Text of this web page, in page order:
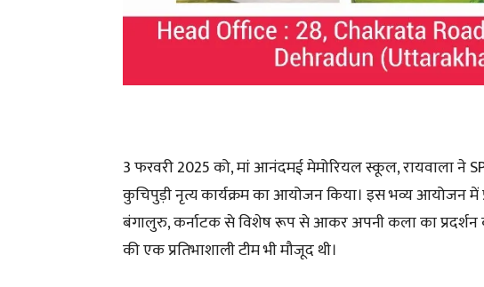
3 फरवरी 2025 को, मां आनंदमई मेमोरियल स्कूल, रायवाला ने
कुचिपुड़ी नृत्य कार्यक्रम का आयोजन किया। इस भव्य आयोजन में
बंगालुरु, कर्नाटक से विशेष रूप से आकर अपनी कला का
की एक प्रतिभाशाली टीम भी मौजूद थी।